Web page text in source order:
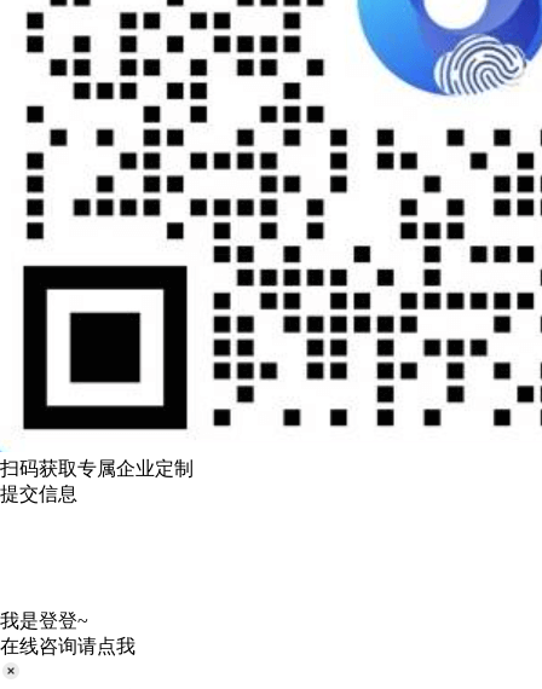
扫码获取专属企业定制
提交信息
我是登登~
在线咨询请点我